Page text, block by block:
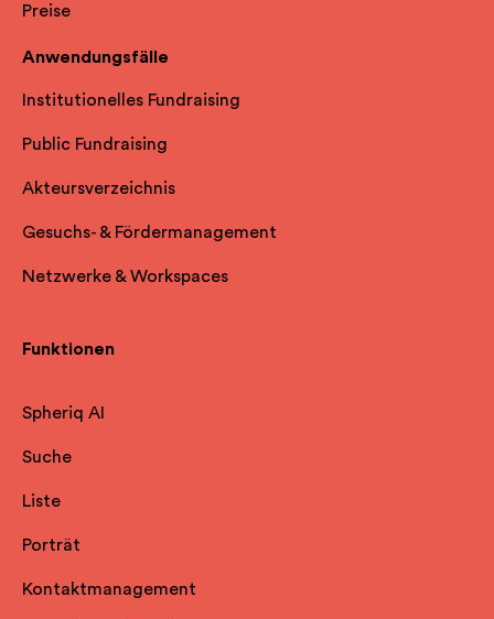
Preise
Anwendungsfälle
Institutionelles Fundraising
Public Fundraising
Akteursverzeichnis
Gesuchs- & Fördermanagement
Netzwerke & Workspaces
Funktionen
Spheriq AI
Suche
Liste
Porträt
Kontaktmanagement